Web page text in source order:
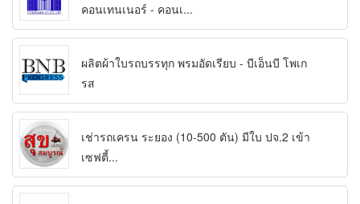
คอนเทนเนอร์ - คอนเ...
ผลิตผ้าใบรถบรรทุก พรมอัดเรียบ - บีเอ็นบี โพเก
รส
เช่ารถเครน ระยอง (10-500 ตัน) มีใบ ปจ.2 เข้า
เซฟตี้...